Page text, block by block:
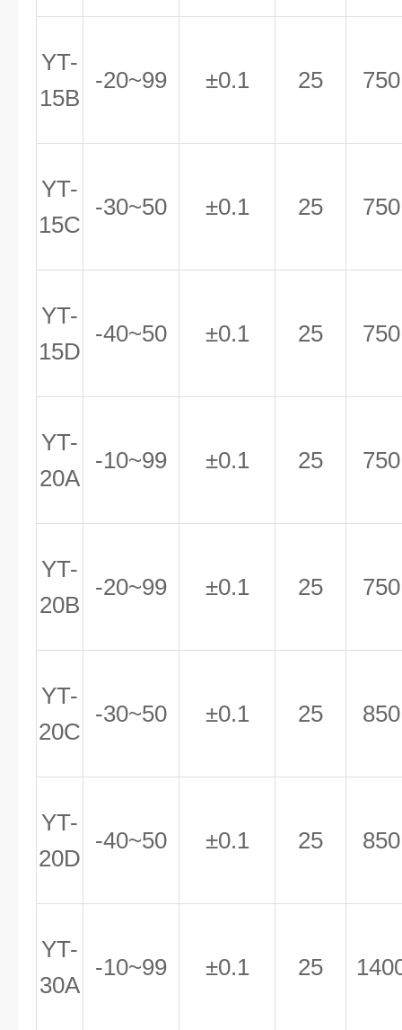
YT-
15B
-20~99 ±0.1 25 750
YT-
15C
-30~50 ±0.1 25 750
YT-
15D
-40~50 ±0.1 25 750
YT-
20A
-10~99 ±0.1 25 750
YT-
20B
-20~99 ±0.1 25 750
YT-
20C
-30~50 ±0.1 25 850
YT-
20D
-40~50 ±0.1 25 850
YT-
30A
-10~99 ±0.1 25